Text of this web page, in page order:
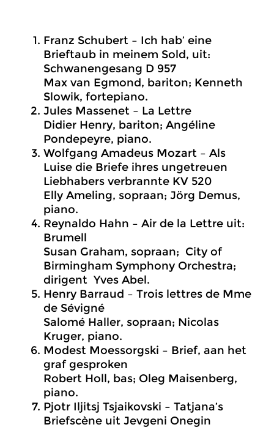
Franz Schubert – Ich hab’ eine
Brieftaub in meinem Sold, uit:
Schwanengesang D 957
Max van Egmond, bariton; Kenneth
Slowik, fortepiano.
Jules Massenet – La Lettre
Didier Henry, bariton; Angéline
Pondepeyre, piano.
Wolfgang Amadeus Mozart – Als
Luise die Briefe ihres ungetreuen
Liebhabers verbrannte KV 520
Elly Ameling, sopraan; Jörg Demus,
piano.
Reynaldo Hahn – Air de la Lettre uit:
Brumell
Susan Graham, sopraan; City of
Birmingham Symphony Orchestra;
dirigent Yves Abel.
Henry Barraud – Trois lettres de Mme
de Sévigné
Salomé Haller, sopraan; Nicolas
Kruger, piano.
Modest Moessorgski – Brief, aan het
graf gesproken
Robert Holl, bas; Oleg Maisenberg,
piano.
Pjotr Iljitsj Tsjaikovski – Tatjana’s
Briefscène uit Jevgeni Onegin